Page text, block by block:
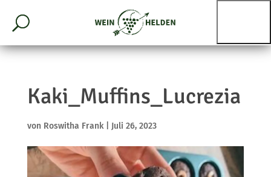
Kaki_Muffins_Lucrezia
von Roswitha Frank| Juli 26, 2023